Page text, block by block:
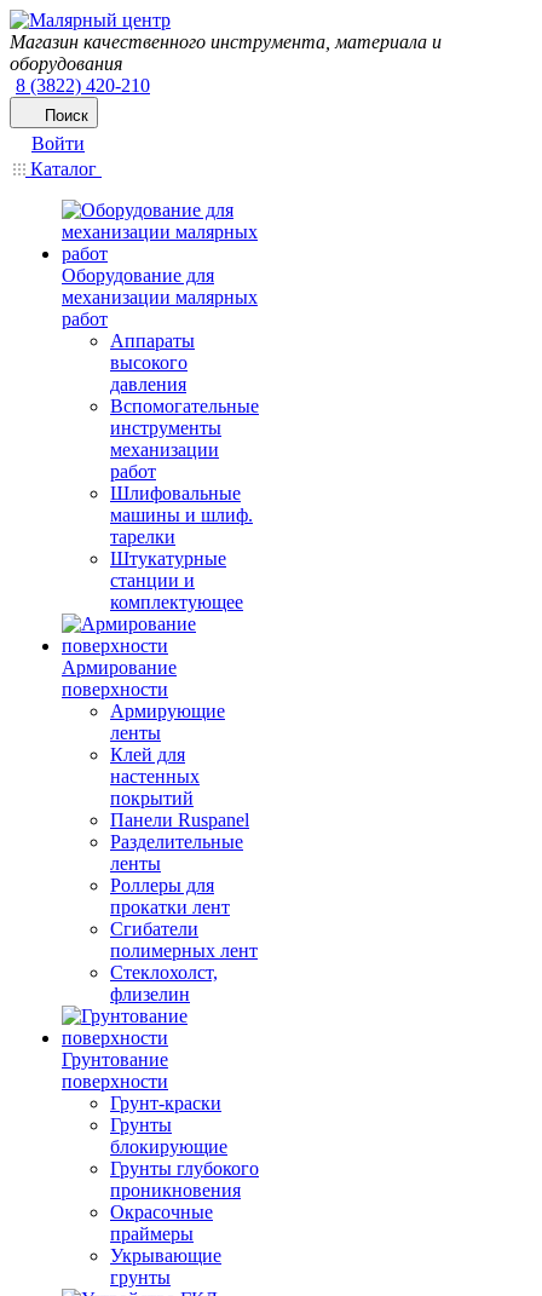
Магазин качественного инструмента, материала и
оборудования
8 (3822) 420-210
Поиск
Войти
Каталог
Оборудование для
механизации малярных
работ
Аппараты
высокого
давления
Вспомогательные
инструменты
механизации
работ
Шлифовальные
машины и шлиф.
тарелки
Штукатурные
станции и
комплектующее
Армирование
поверхности
Армирующие
ленты
Клей для
настенных
покрытий
Панели Ruspanel
Разделительные
ленты
Роллеры для
прокатки лент
Сгибатели
полимерных лент
Стеклохолст,
флизелин
Грунтование
поверхности
Грунт-краски
Грунты
блокирующие
Грунты глубокого
проникновения
Окрасочные
праймеры
Укрывающие
грунты